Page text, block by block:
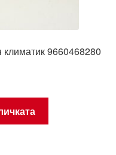
9660468280